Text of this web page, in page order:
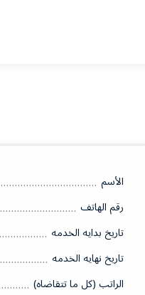
الأسم
رقم الهاتف
تاريخ بدايه الخدمه
تاريخ نهايه الخدمه
الراتب (كل ما تتقاضاه)